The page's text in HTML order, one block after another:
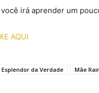
irá aprender um
AQUI
Esplendor da Verdade Mãe